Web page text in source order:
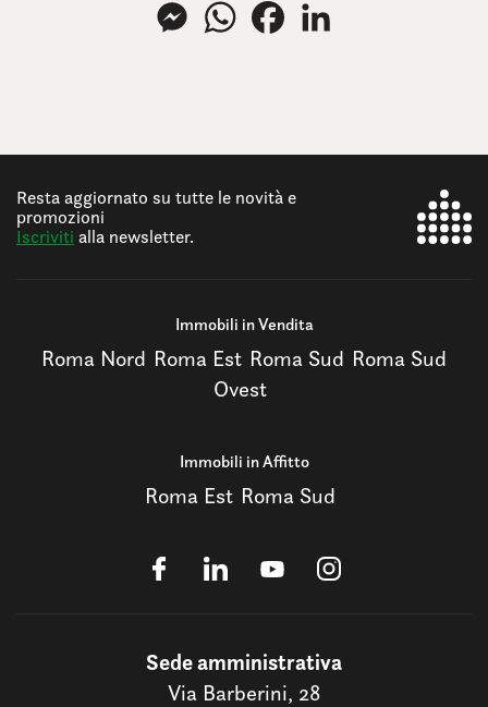
Resta aggiornato su tutte le novità e
promozioni
Iscriviti alla newsletter.
Immobili in Vendita
Roma Nord Roma Est Roma Sud Roma Sud
Ovest
Immobili in Affitto
Roma Est Roma Sud
Sede amministrativa
Via Barberini, 28